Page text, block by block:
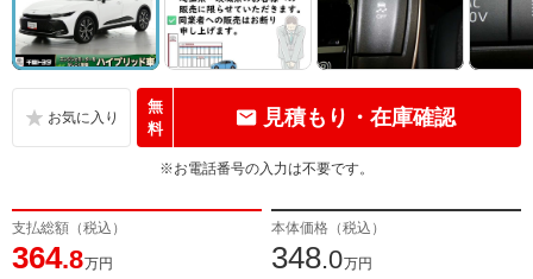
無
料
見積もり・在庫確認
※お電話番号の入力は不要です。
支払総額（税込）
364.8万円
本体価格（税込）
348.0万円